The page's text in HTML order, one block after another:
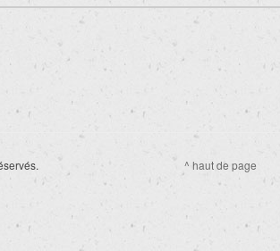
^ haut de page